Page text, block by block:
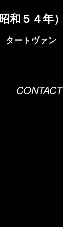
和５４年）
CONTACT